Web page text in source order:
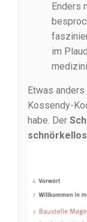
Enders
im
Etwas
Kossendy-
habe. Der